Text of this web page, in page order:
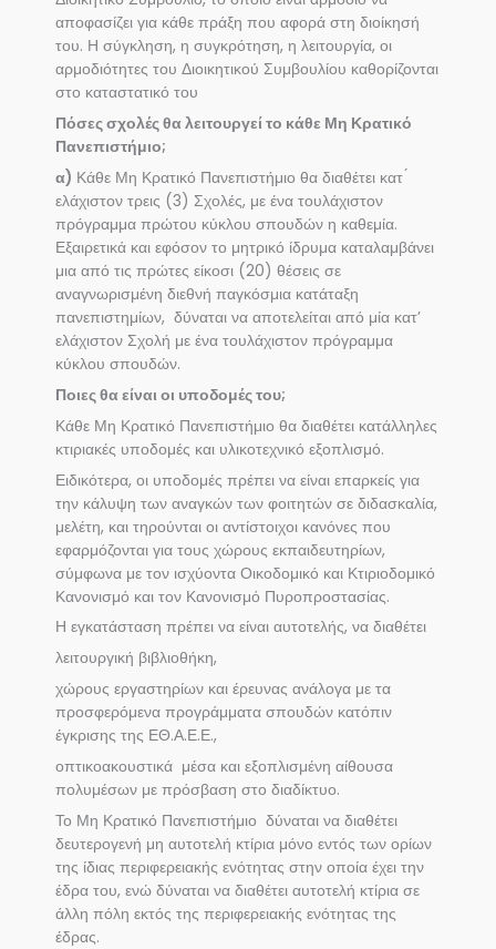
αποφασίζει για κάθε πράξη που αφορά στη διοίκησή
του. Η σύγκληση, η συγκρότηση, η λειτουργία, οι
αρμοδιότητες του Διοικητικού Συμβουλίου καθορίζονται
στο καταστατικό του
Πόσες σχολές θα λειτουργεί το κάθε Μη Κρατικό
Πανεπιστήμιο;
α) Κάθε Μη Κρατικό Πανεπιστήμιο θα διαθέτει κατ ́
ελάχιστον τρεις (3) Σχολές, με ένα τουλάχιστον
πρόγραμμα πρώτου κύκλου σπουδών η καθεμία.
Εξαιρετικά και εφόσον το μητρικό ίδρυμα καταλαμβάνει
μια από τις πρώτες είκοσι (20) θέσεις σε
αναγνωρισμένη διεθνή παγκόσμια κατάταξη
πανεπιστημίων, δύναται να αποτελείται από μία κατ’
ελάχιστον Σχολή με ένα τουλάχιστον πρόγραμμα
κύκλου σπουδών.
Ποιες θα είναι οι υποδομές του;
Κάθε Μη Κρατικό Πανεπιστήμιο θα διαθέτει κατάλληλες
κτιριακές υποδομές και υλικοτεχνικό εξοπλισμό.
Ειδικότερα, οι υποδομές πρέπει να είναι επαρκείς για
την κάλυψη των αναγκών των φοιτητών σε διδασκαλία,
μελέτη, και τηρούνται οι αντίστοιχοι κανόνες που
εφαρμόζονται για τους χώρους εκπαιδευτηρίων,
σύμφωνα με τον ισχύοντα Οικοδομικό και Κτιριοδομικό
Κανονισμό και τον Κανονισμό Πυροπροστασίας.
Η εγκατάσταση πρέπει να είναι αυτοτελής, να διαθέτει
λειτουργική βιβλιοθήκη,
χώρους εργαστηρίων και έρευνας ανάλογα με τα
προσφερόμενα προγράμματα σπουδών κατόπιν
έγκρισης της ΕΘ.Α.Ε.Ε.,
οπτικοακουστικά μέσα και εξοπλισμένη αίθουσα
πολυμέσων με πρόσβαση στο διαδίκτυο.
Το Μη Κρατικό Πανεπιστήμιο δύναται να διαθέτει
δευτερογενή μη αυτοτελή κτίρια μόνο εντός των ορίων
της ίδιας περιφερειακής ενότητας στην οποία έχει την
έδρα του, ενώ δύναται να διαθέτει αυτοτελή κτίρια σε
άλλη πόλη εκτός της περιφερειακής ενότητας της
έδρας.